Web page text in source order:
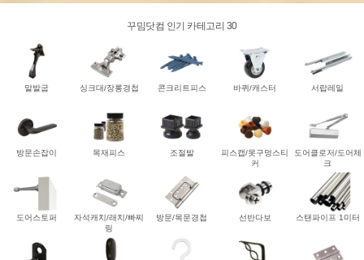
꾸밈닷컴 인기 카테고리 30
말발굽 싱크대/장롱경첩 콘크리트피스 바퀴/캐스터 서랍레일
방문손잡이 목재피스 조절발
피스캡/못구멍스티
커
도어클로저/도어체
크
도어스토퍼
자석캐치/래치/빠찌
링
방문/목문경첩 선반다보 스탠파이프 1미터